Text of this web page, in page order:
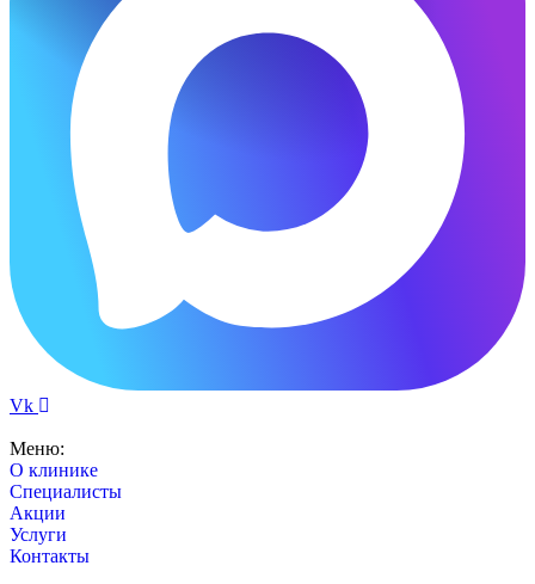
Vk
Меню:
О клинике
Специалисты
Акции
Услуги
Контакты